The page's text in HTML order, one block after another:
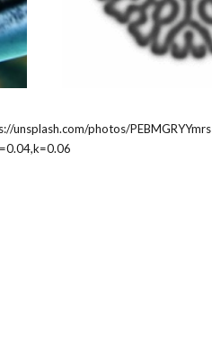
unsplash.com/photos/PEBMGRYYmrs